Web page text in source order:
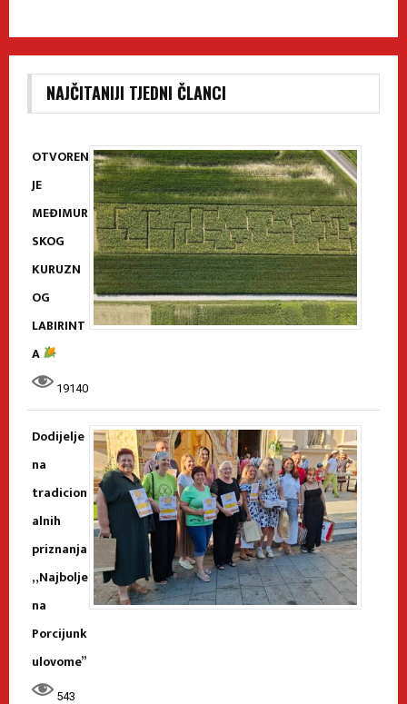
NAJČITANIJI TJEDNI ČLANCI
OTVOREN
JE
MEĐIMUR
SKOG
KURUZN
OG
LABIRINT
A
19140
Dodijelje
na
tradicion
alnih
priznanja
„Najbolje
na
Porcijunk
ulovome”
543